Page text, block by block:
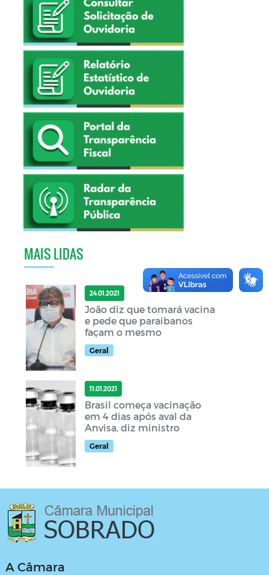
MAIS LIDAS
24.01.2021
João diz que tomará vacina
e pede que paraibanos
façam o mesmo
Geral
11.01.2021
Brasil começa vacinação
em 4 dias após aval da
Anvisa, diz ministro
Geral
A Câmara